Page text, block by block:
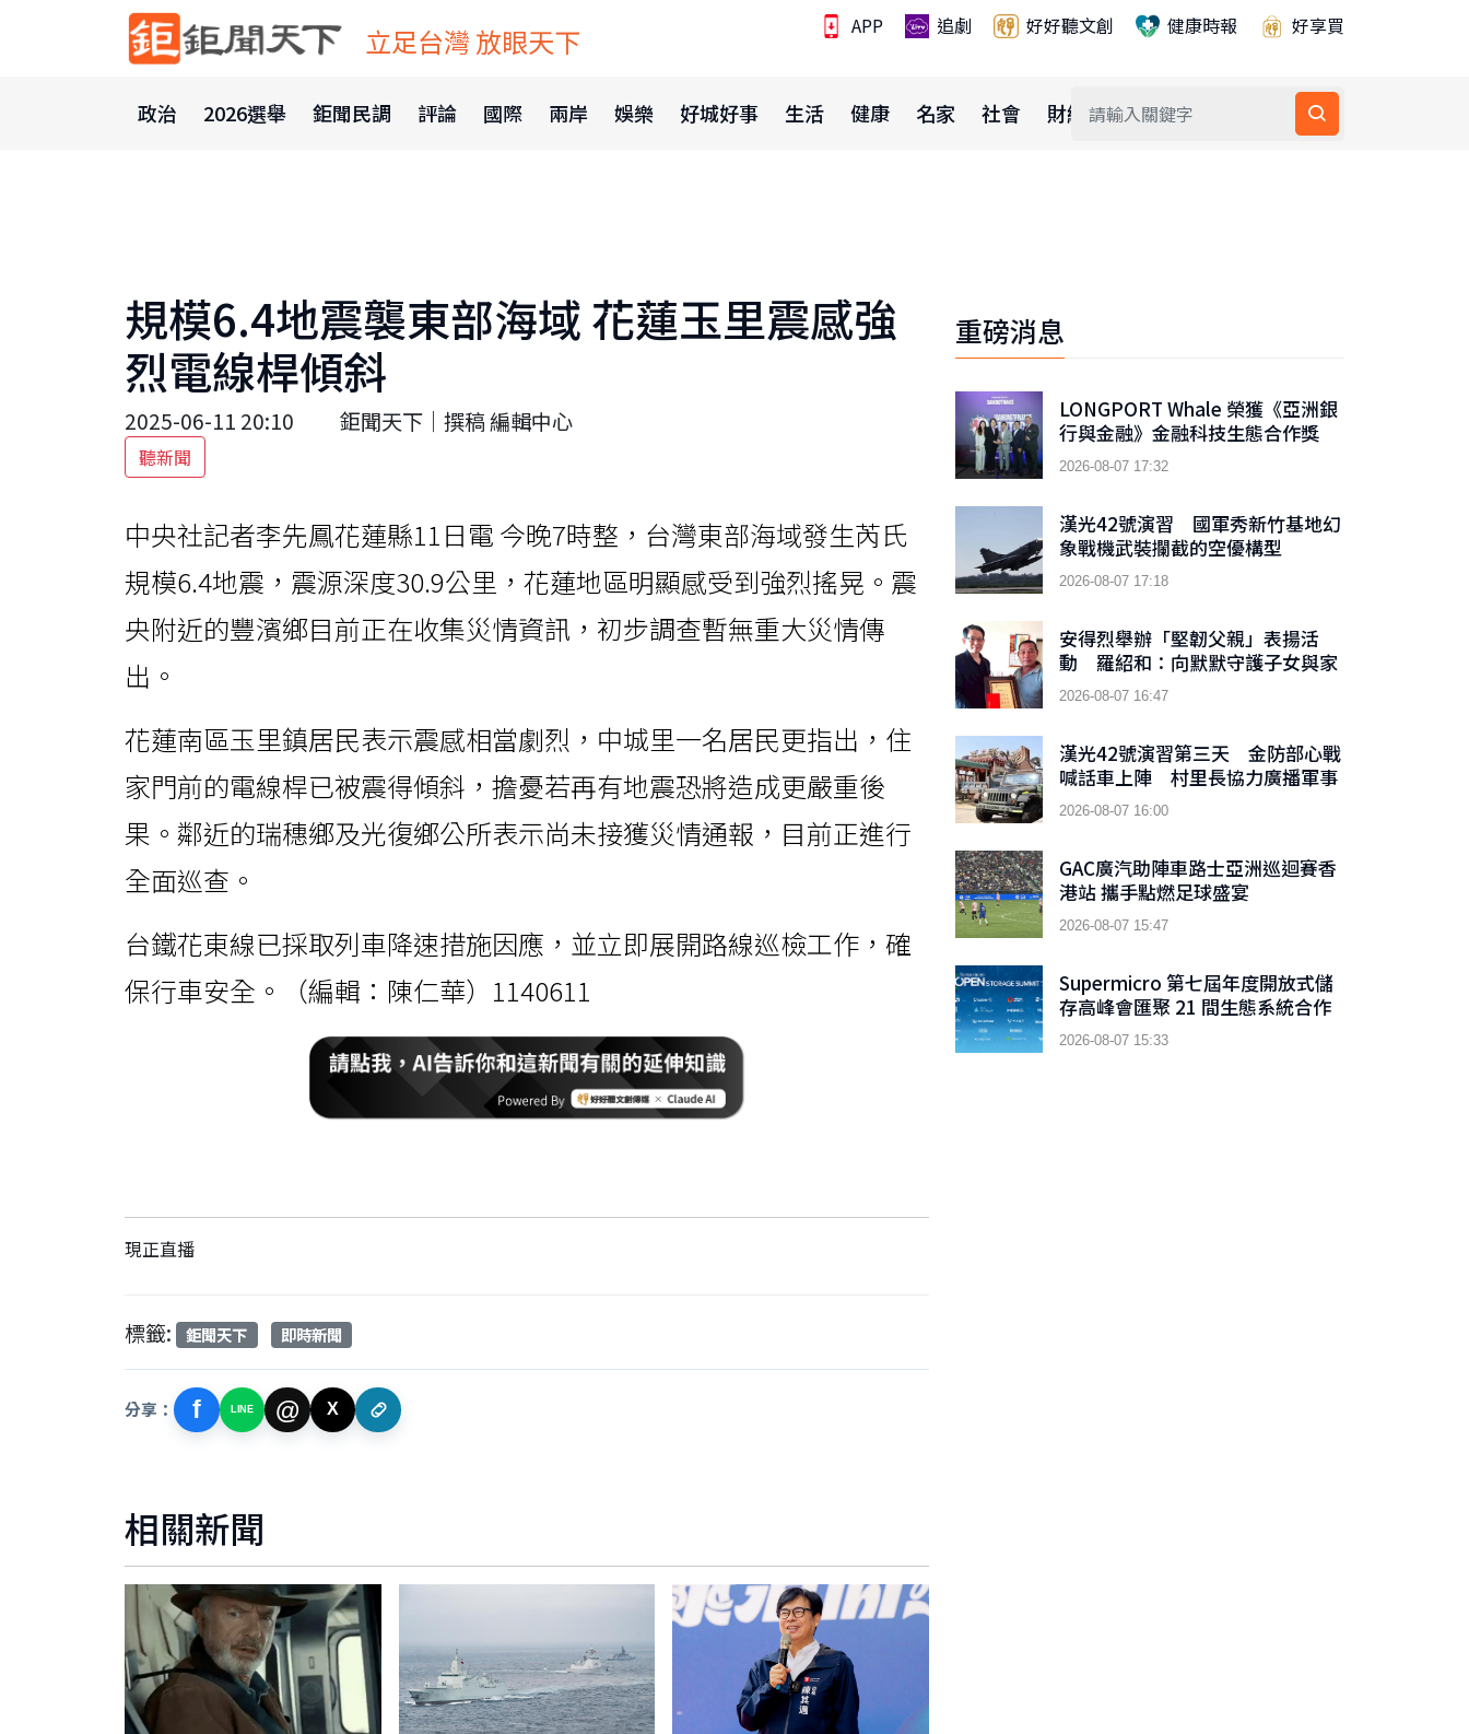
立足台灣 放眼天下 APP 追劇 好好聽文創 健康時報 好享買
政治 2026選舉 鉅聞民調 評論 國際 兩岸 娛樂 好城好事 生活 健康 名家 社會 財經 公益
規模6.4地震襲東部海域 花蓮玉里震感強
烈電線桿傾斜
2025-06-11 20:10 鉅聞天下｜撰稿 編輯中心
聽新聞
中央社記者李先鳳花蓮縣11日電 今晚7時整，台灣東部海域發生芮氏
規模6.4地震，震源深度30.9公里，花蓮地區明顯感受到強烈搖晃。震
央附近的豐濱鄉目前正在收集災情資訊，初步調查暫無重大災情傳
出。
花蓮南區玉里鎮居民表示震感相當劇烈，中城里一名居民更指出，住
家門前的電線桿已被震得傾斜，擔憂若再有地震恐將造成更嚴重後
果。鄰近的瑞穗鄉及光復鄉公所表示尚未接獲災情通報，目前正進行
全面巡查。
台鐵花東線已採取列車降速措施因應，並立即展開路線巡檢工作，確
保行車安全。（編輯：陳仁華）1140611
現正直播
標籤: 鉅聞天下 即時新聞
分享： f LINE @ X
相關新聞
重磅消息
LONGPORT Whale 榮獲《亞洲銀
行與金融》金融科技生態合作獎
2026-08-07 17:32
漢光42號演習 國軍秀新竹基地幻
象戰機武裝攔截的空優構型
2026-08-07 17:18
安得烈舉辦「堅韌父親」表揚活
動 羅紹和：向默默守護子女與家
庭的父親們致敬
2026-08-07 16:47
漢光42號演習第三天 金防部心戰
喊話車上陣 村里長協力廣播軍事
訊息
2026-08-07 16:00
GAC廣汽助陣車路士亞洲巡迴賽香
港站 攜手點燃足球盛宴
2026-08-07 15:47
Supermicro 第七屆年度開放式儲
存高峰會匯聚 21 間生態系統合作
夥伴，分享大規模部署企業級 AI
的實用指南
2026-08-07 15:33